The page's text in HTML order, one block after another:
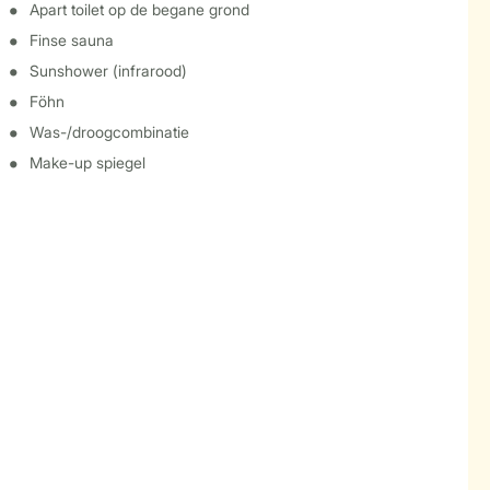
Apart toilet op de begane grond
Finse sauna
Sunshower (infrarood)
Föhn
Was-/droogcombinatie
Make-up spiegel